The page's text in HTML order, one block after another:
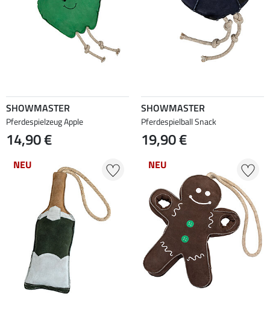
SHOWMASTER
Pferdespielzeug Apple
14,90 €
SHOWMASTER
Pferdespielball Snack
19,90 €
NEU NEU